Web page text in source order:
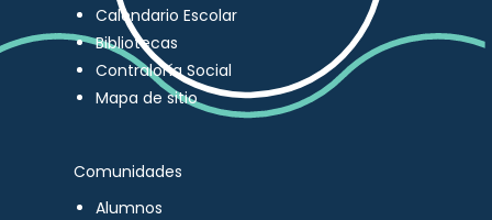
Calendario Escolar
Bibliotecas
Contraloría Social
Mapa de sitio
Comunidades
Alumnos